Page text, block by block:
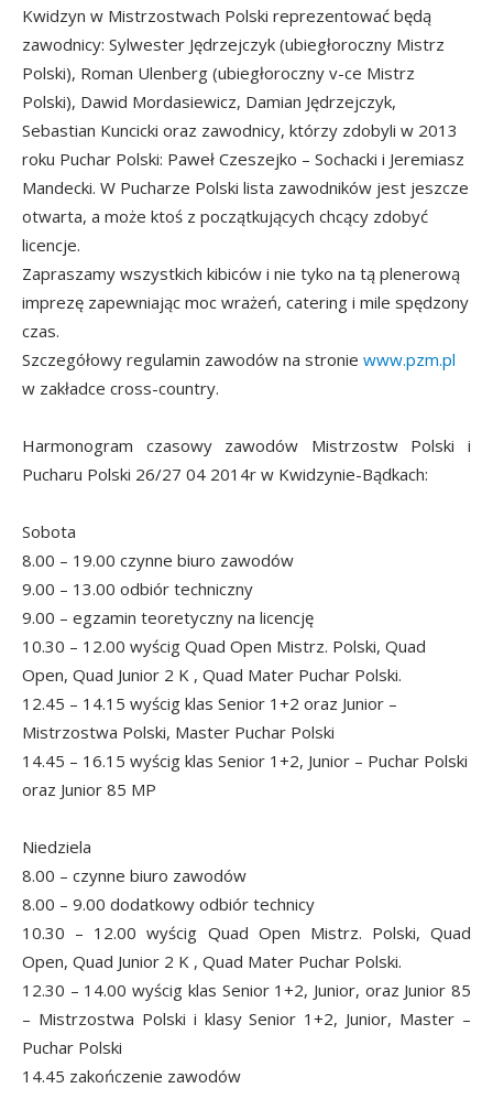
Kwidzyn w Mistrzostwach Polski reprezentować będą
zawodnicy: Sylwester Jędrzejczyk (ubiegłoroczny Mistrz
Polski), Roman Ulenberg (ubiegłoroczny v-ce Mistrz
Polski), Dawid Mordasiewicz, Damian Jędrzejczyk,
Sebastian Kuncicki oraz zawodnicy, którzy zdobyli w 2013
roku Puchar Polski: Paweł Czeszejko – Sochacki i Jeremiasz
Mandecki. W Pucharze Polski lista zawodników jest jeszcze
otwarta, a może ktoś z początkujących chcący zdobyć
licencje.
Zapraszamy wszystkich kibiców i nie tyko na tą plenerową
imprezę zapewniając moc wrażeń, catering i mile spędzony
czas.
Szczegółowy regulamin zawodów na stronie www.pzm.pl
w zakładce cross-country.
Harmonogram czasowy zawodów Mistrzostw Polski i
Pucharu Polski 26/27 04 2014r w Kwidzynie-Bądkach:
Sobota
8.00 – 19.00 czynne biuro zawodów
9.00 – 13.00 odbiór techniczny
9.00 – egzamin teoretyczny na licencję
10.30 – 12.00 wyścig Quad Open Mistrz. Polski, Quad
Open, Quad Junior 2 K , Quad Mater Puchar Polski.
12.45 – 14.15 wyścig klas Senior 1+2 oraz Junior –
Mistrzostwa Polski, Master Puchar Polski
14.45 – 16.15 wyścig klas Senior 1+2, Junior – Puchar Polski
oraz Junior 85 MP
Niedziela
8.00 – czynne biuro zawodów
8.00 – 9.00 dodatkowy odbiór technicy
10.30 – 12.00 wyścig Quad Open Mistrz. Polski, Quad
Open, Quad Junior 2 K , Quad Mater Puchar Polski.
12.30 – 14.00 wyścig klas Senior 1+2, Junior, oraz Junior 85
– Mistrzostwa Polski i klasy Senior 1+2, Junior, Master –
Puchar Polski
14.45 zakończenie zawodów